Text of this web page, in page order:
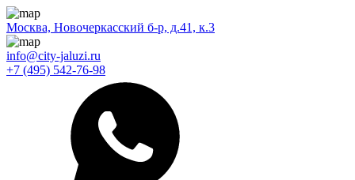
Москва, Новочеркасский б-р, д.41, к.3
info@city-jaluzi.ru
+7 (495) 542-76-98